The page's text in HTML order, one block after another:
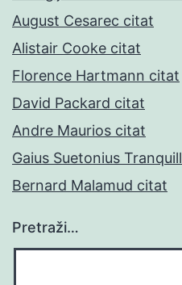
August Cesarec citat
Alistair Cooke citat
Florence Hartmann citat
David Packard citat
Andre Maurios citat
Gaius Suetonius
Bernard Malamud citat
Pretraži…